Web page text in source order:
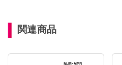
関連商品